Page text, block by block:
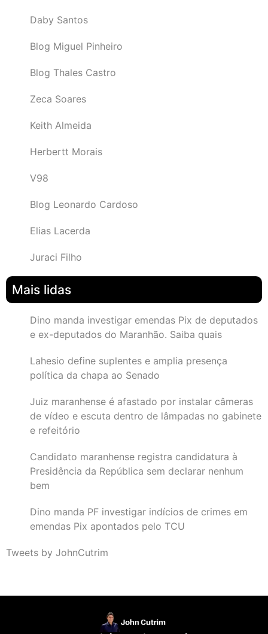
Daby Santos
Blog Miguel Pinheiro
Blog Thales Castro
Zeca Soares
Keith Almeida
Herbertt Morais
V98
Blog Leonardo Cardoso
Elias Lacerda
Juraci Filho
Mais lidas
Dino manda investigar emendas Pix de deputados
e ex-deputados do Maranhão. Saiba quais
Lahesio define suplentes e amplia presença
política da chapa ao Senado
Juiz maranhense é afastado por instalar câmeras
de vídeo e escuta dentro de lâmpadas no gabinete
e refeitório
Candidato maranhense registra candidatura à
Presidência da República sem declarar nenhum
bem
Dino manda PF investigar indícios de crimes em
emendas Pix apontados pelo TCU
Tweets by JohnCutrim